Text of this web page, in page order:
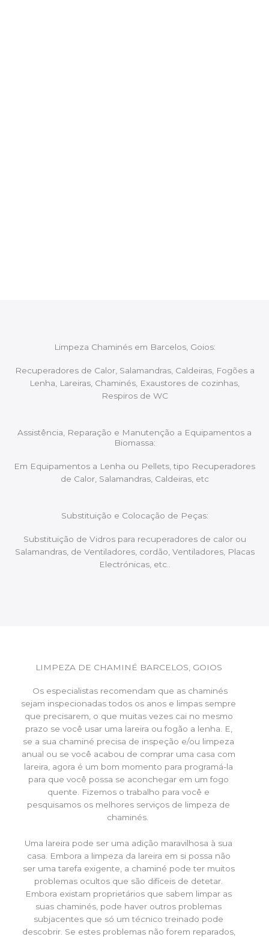
Limpeza Chaminés em Barcelos, Goios:
Recuperadores de Calor, Salamandras, Caldeiras, Fogões a
Lenha, Lareiras, Chaminés, Exaustores de cozinhas,
Respiros de WC
Assistência, Reparação e Manutenção a Equipamentos a
Biomassa:
Em Equipamentos a Lenha ou Pellets, tipo Recuperadores
de Calor, Salamandras, Caldeiras, etc
Substituição e Colocação de Peças:
Substituição de Vidros para recuperadores de calor ou
Salamandras, de Ventiladores, cordão, Ventiladores, Placas
Electrónicas, etc..
LIMPEZA DE CHAMINÉ BARCELOS, GOIOS
Os especialistas recomendam que as chaminés
sejam inspecionadas todos os anos e limpas sempre
que precisarem, o que muitas vezes cai no mesmo
prazo se você usar uma lareira ou fogão a lenha. E,
se a sua chaminé precisa de inspeção e/ou limpeza
anual ou se você acabou de comprar uma casa com
lareira, agora é um bom momento para programá-la
para que você possa se aconchegar em um fogo
quente. Fizemos o trabalho para você e
pesquisamos os melhores serviços de limpeza de
chaminés.
Uma lareira pode ser uma adição maravilhosa à sua
casa. Embora a limpeza da lareira em si possa não
ser uma tarefa exigente, a chaminé pode ter muitos
problemas ocultos que são difíceis de detetar.
Embora existam proprietários que sabem limpar as
suas chaminés, pode haver outros problemas
subjacentes que só um técnico treinado pode
descobrir. Se estes problemas não forem reparados,